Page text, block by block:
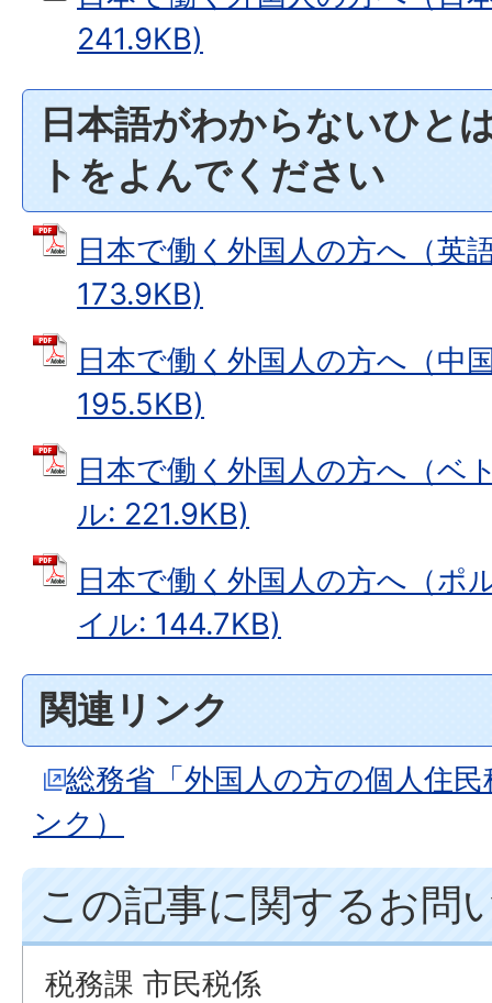
241.9KB)
日本語がわからないひと
トをよんでください
日本で働く外国人の方へ（英
173.9KB)
日本で働く外国人の方へ（中
195.5KB)
日本で働く外国人の方へ（ベ
ル: 221.9KB)
日本で働く外国人の方へ（ポ
イル: 144.7KB)
関連リンク
総務省「外国人の方の個人住
ンク）
この記事に関するお問
税務課 市民税係